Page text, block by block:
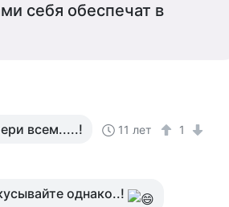
себя обеспечат в
всем.....! 11 лет 1
однако..!